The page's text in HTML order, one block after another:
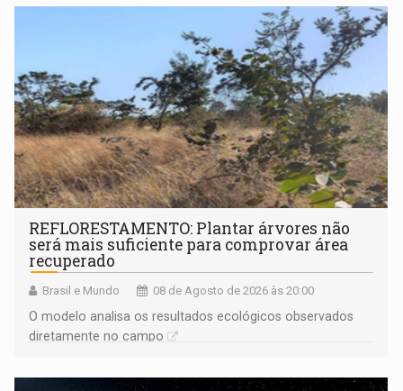
REFLORESTAMENTO: Plantar árvores não
será mais suficiente para comprovar área
recuperado
Brasil e Mundo 08 de Agosto de 2026 às 20:00
O modelo analisa os resultados ecológicos observados
diretamente no campo